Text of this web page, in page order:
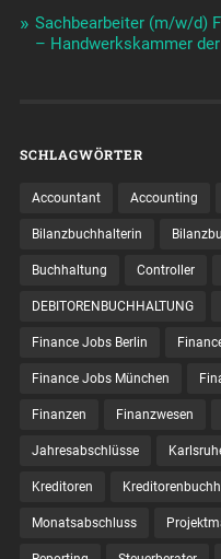
Sachbearbeiter (m/w/d)
– Handwerkskammer
SCHLAGWÖRTER
Accountant Accounting
Bilanzbuchhalterin
Buchhaltung Controller
DEBITORENBUCHHALTUNG
Finance Jobs Berlin
Finance Jobs München
Finanzen Finanzwesen
Jahresabschlüsse
Kreditoren
Monatsabschluss